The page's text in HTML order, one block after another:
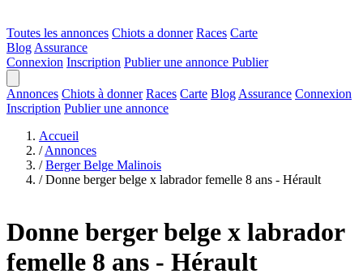
Toutes les annonces Chiots a donner Races Carte
Blog Assurance
Connexion Inscription Publier une annonce Publier
Annonces Chiots à donner Races Carte Blog Assurance Connexion
Inscription Publier une annonce
Accueil
/ Annonces
/ Berger Belge Malinois
/ Donne berger belge x labrador femelle 8 ans - Hérault
Donne berger belge x labrador
femelle 8 ans - Hérault